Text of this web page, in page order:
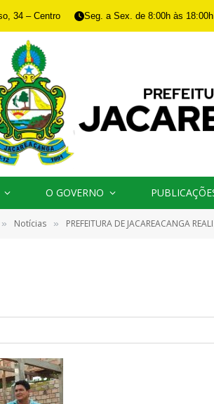
34 – Centro Seg. a Sex. de 8:00h às 18:00h
O GOVERNO
» Notícias » PREFEITURA DE JACAREACANGA